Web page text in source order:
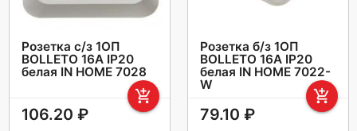
Розетка с/з 1ОП
BOLLETO 16А IP20
белая IN HOME 7028
add_shopping_cart
106.20 ₽
Розетка б/з 1ОП
BOLLETO 16А IP20
белая IN HOME 7022-
W
add_shopping_cart
79.10 ₽